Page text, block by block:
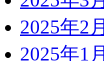
2025年2月
2025年1月